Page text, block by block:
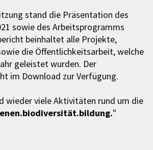
stand die Präsentation des
sowie des Arbeitsprogramms
beinhaltet alle Projekte,
die Öffentlichkeitsarbeit, welche
geleistet wurden. Der
im Download zur Verfügung.
wieder viele Aktivitäten rund um die
"